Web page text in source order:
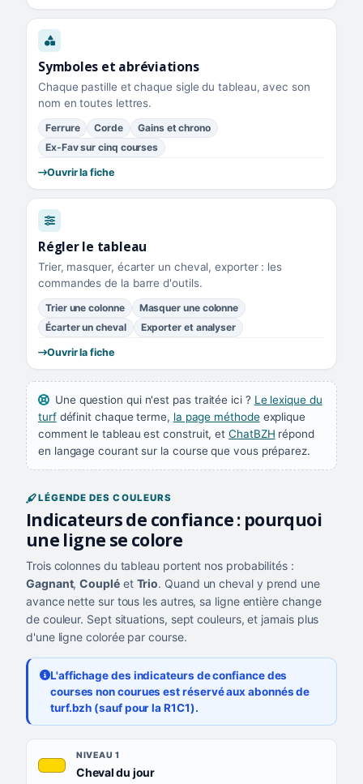
Symboles et abréviations
Chaque pastille et chaque sigle du tableau, avec son
nom en toutes lettres.
Ferrure Corde
Gains et chrono
Ex-Fav sur cinq courses
Ouvrir la fiche
Régler le tableau
Trier, masquer, écarter un cheval, exporter : les
commandes de la barre d'outils.
Trier une colonne
Masquer une colonne
Écarter un cheval
Exporter et analyser
Ouvrir la fiche
Une question qui n'est pas traitée ici ? Le lexique du
turfdéfinit chaque terme, la page méthodeexplique
comment le tableau est construit, etChatBZH répond
en langage courant sur la course que vous préparez.
LÉGENDE DES COULEURS
Indicateurs de confiance : pourquoi
une ligne se colore
Trois colonnes du tableau portent nos probabilités :
Gagnant,Coupléet Trio. Quand un cheval y prend une
avance nette sur tous les autres, sa ligne entière change
de couleur. Sept situations, sept couleurs, et jamais plus
d'une ligne colorée par course.
L'affichage des indicateurs de confiance des
courses non courues est réservé aux abonnés de
turf.bzh (sauf pour la R1C1).
QUAND LA LIGNE PREND CETTE COULEUR
NIVEAU 1
Cheval du jour, couleur jaune or